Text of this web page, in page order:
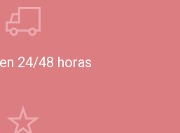
24/48 horas